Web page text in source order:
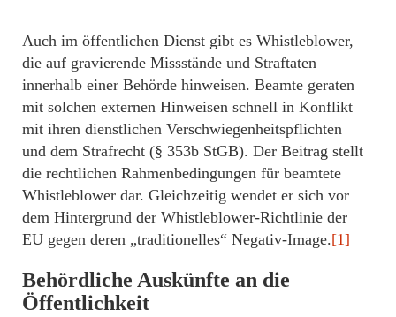
Auch im öffentlichen Dienst gibt es Whistleblower,
die auf gravierende Missstände und Straftaten
innerhalb einer Behörde hinweisen. Beamte geraten
mit solchen externen Hinweisen schnell in Konflikt
mit ihren dienstlichen Verschwiegenheitspflichten
und dem Strafrecht (§ 353b StGB). Der Beitrag stellt
die rechtlichen Rahmenbedingungen für beamtete
Whistleblower dar. Gleichzeitig wendet er sich vor
dem Hintergrund der Whistleblower-Richtlinie der
EU gegen deren „traditionelles“ Negativ-Image.[1]
Behördliche Auskünfte an die
Öffentlichkeit